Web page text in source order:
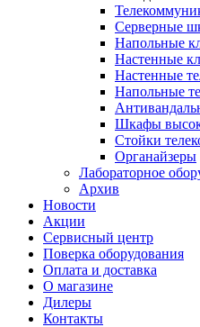
Серверные
Напольные
Настенные
Настенные
Напольные
Шкафы
Стойки
Органайзеры
Лабораторное
Архив
Новости
Акции
Сервисный центр
Поверка оборудования
Оплата и доставка
О магазине
Дилеры
Контакты